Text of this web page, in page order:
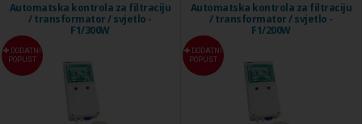
Automatska kontrola za filtraciju
/ transformator / svjetlo -
F1/300W
DODATNI
POPUST
Automatska kontrola za filtraciju
/ transformator / svjetlo -
F1/200W
DODATNI
POPUST